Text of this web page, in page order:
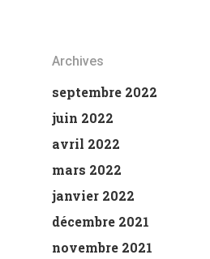
Archives
septembre 2022
juin 2022
avril 2022
mars 2022
janvier 2022
décembre 2021
novembre 2021